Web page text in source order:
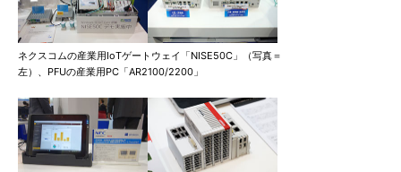
ネクスコムの産業用IoTゲートウェイ「NISE50C」（写真＝
左）、PFUの産業用PC「AR2100/2200」